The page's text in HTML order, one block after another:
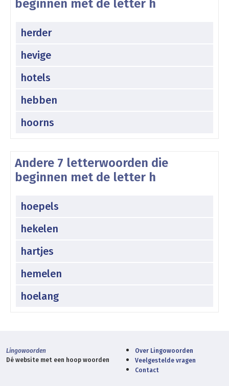
beginnen met de letter h
herder
hevige
hotels
hebben
hoorns
Andere 7 letterwoorden die
beginnen met de letter h
hoepels
hekelen
hartjes
hemelen
hoelang
Lingowoorden
Dé website met een hoop woorden
Over Lingowoorden
Veelgestelde vragen
Contact